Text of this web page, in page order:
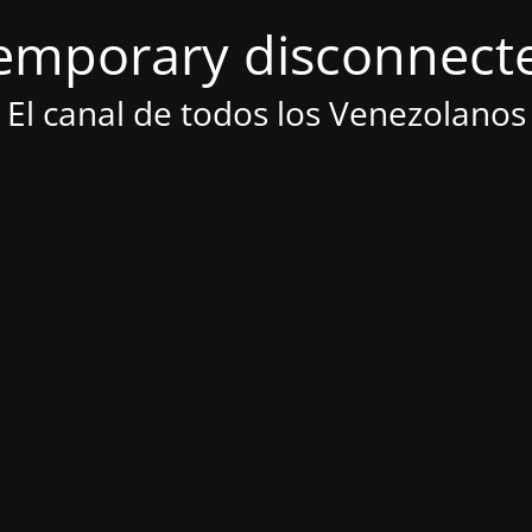
El canal de todos los Venezolanos